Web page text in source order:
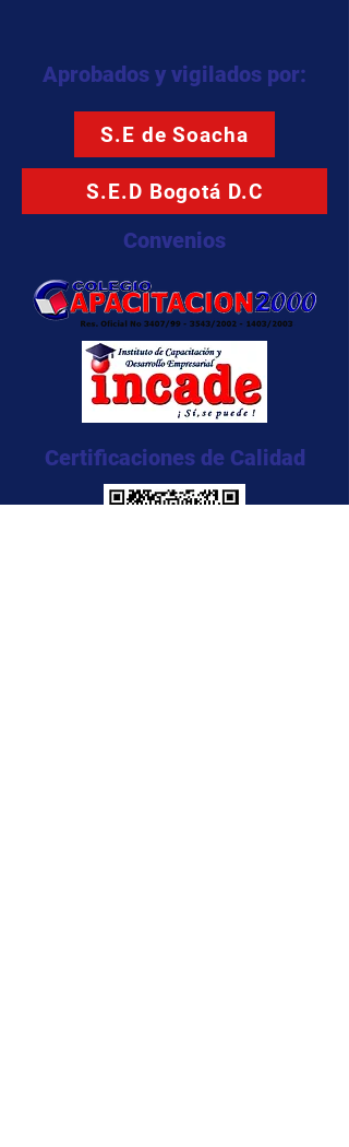
Aprobados y vigilados por:
S.E de Soacha
S.E.D Bogotá D.C
Convenios
Certificaciones de Calidad